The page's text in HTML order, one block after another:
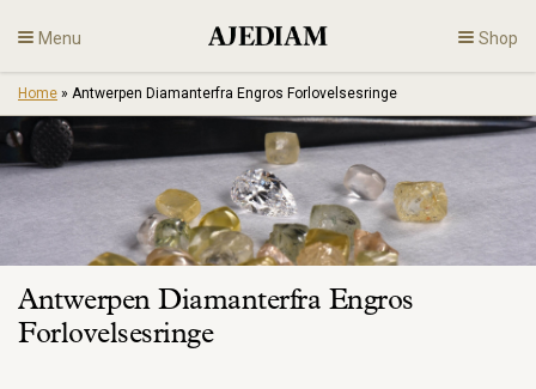
to
content
Menu Shop
Diamonds
Engagement
En
Home » Antwerpen Diamanterfra Engros Forlovelsesringe
Antwerpen Diamanterfra Engros
Forlovelsesringe